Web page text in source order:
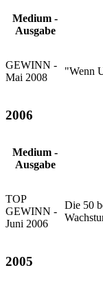
Medium -
Ausgabe
GEWINN -
Mai 2008
"Wenn
2006
Medium -
Ausgabe
TOP
GEWINN -
Juni 2006
Die 50
2005